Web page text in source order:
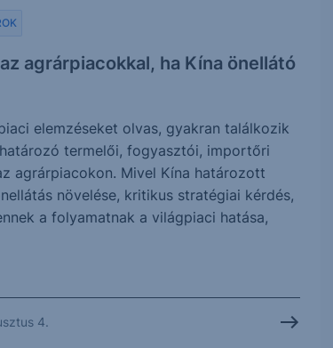
agrárpiacokkal, ha Kína önellátó
elemzéseket olvas, gyakran találkozik
termelői, fogyasztói, importőri
agrárpiacokon. Mivel Kína határozott
növelése, kritikus stratégiai kérdés,
a folyamatnak a világpiaci hatása,
4.